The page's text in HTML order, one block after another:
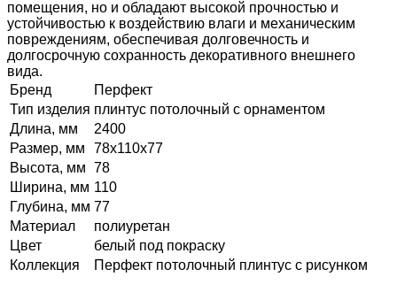
помещения, но и обладают высокой прочностью и
устойчивостью к воздействию влаги и механическим
повреждениям, обеспечивая долговечность и
долгосрочную сохранность декоративного внешнего
вида.
Бренд
Перфект
Тип изделия плинтус потолочный с орнаментом
Длина, мм
2400
Размер, мм
78х110х77
Высота, мм 78
Ширина, мм 110
Глубина, мм 77
Материал
полиуретан
Цвет
белый под покраску
Коллекция
Перфект потолочный плинтус с рисунком